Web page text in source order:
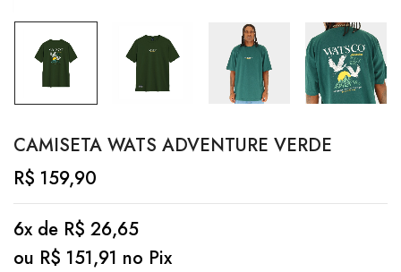
CAMISETA WATS ADVENTURE VERDE
R$ 159,90
6x de R$ 26,65
ou R$ 151,91 no Pix